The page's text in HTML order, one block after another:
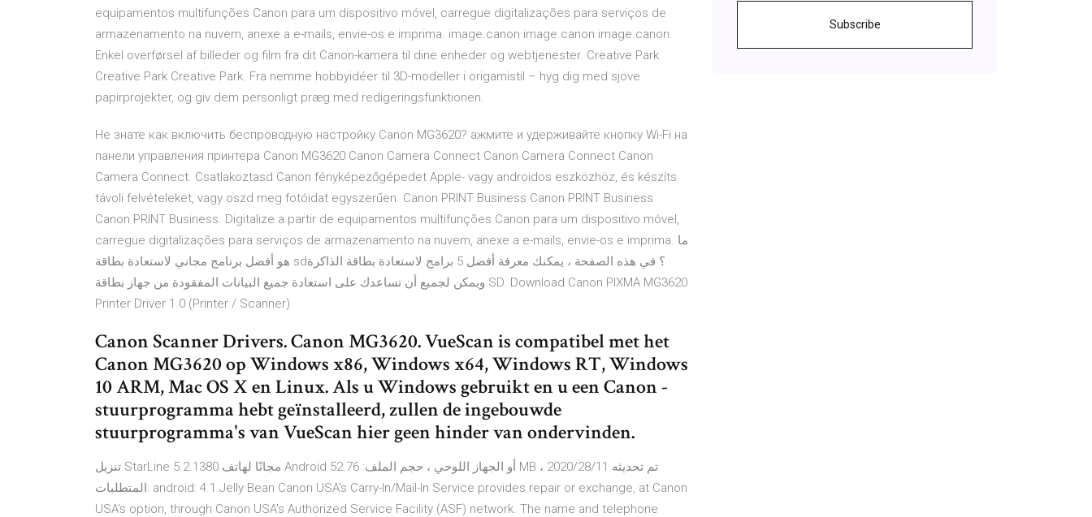
equipamentos multifunções Canon para um dispositivo móvel, carregue digitalizações para serviços de
armazenamento na nuvem, anexe a e-mails, envie-os e imprima. image.canon image.canon image.canon.
Enkel overførsel af billeder og film fra dit Canon-kamera til dine enheder og webtjenester. Creative Park
Creative Park Creative Park. Fra nemme hobbyidéer til 3D-modeller i origamistil – hyg dig med sjove
papirprojekter, og giv dem personligt præg med redigeringsfunktionen.
Не знате как включить беспроводную настройку Canon MG3620? ажмите и удерживайте кнопку Wi-Fi на
панели управления принтера Canon MG3620 Canon Camera Connect Canon Camera Connect Canon
Camera Connect. Csatlakoztasd Canon fényképezőgépedet Apple- vagy androidos eszközhöz, és készíts
távoli felvételeket, vagy oszd meg fotóidat egyszerűen. Canon PRINT Business Canon PRINT Business
Canon PRINT Business. Digitalize a partir de equipamentos multifunções Canon para um dispositivo móvel,
carregue digitalizações para serviços de armazenamento na nuvem, anexe a e-mails, envie-os e imprima. ما
هو أفضل برنامج مجاني لاستعادة بطاقة sd؟ في هذه الصفحة ، يمكنك معرفة أفضل 5 برامج لاستعادة بطاقة الذاكرة
ويمكن لجميع أن تساعدك على استعادة جميع البيانات المفقودة من جهاز بطاقة SD. Download Canon PIXMA MG3620
Printer Driver 1.0 (Printer / Scanner)
Canon Scanner Drivers. Canon MG3620. VueScan is compatibel met het
Canon MG3620 op Windows x86, Windows x64, Windows RT, Windows
10 ARM, Mac OS X en Linux. Als u Windows gebruikt en u een Canon -
stuurprogramma hebt geïnstalleerd, zullen de ingebouwde
stuurprogramma's van VueScan hier geen hinder van ondervinden.
تنزيل StarLine 5.2.1380 مجانًا لهاتف Android أو الجهاز اللوحي ، حجم الملف: 52.76 MB ، تم تحديثه 2020/28/11
المتطلبات: android: 4.1 Jelly Bean Canon USA's Carry-In/Mail-In Service provides repair or exchange, at Canon
USA's option, through Canon USA's Authorized Service Facility (ASF) network. The name and telephone
Subscribe